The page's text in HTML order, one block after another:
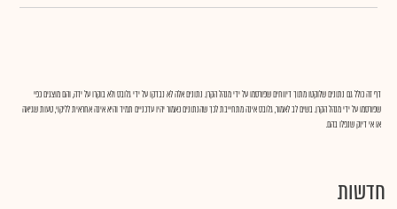
דף זה כולל גם נתונים שלוקטו מתוך דיווחים שפורסמו על ידי מנהל הקרן. נתונים אלה לא נבדקו על ידי גלובס ולא בוקרו על ידה, והם מוצגים כפי
שפורסמו על ידי מנהל הקרן. בשים לב לאמור, גלובס אינה מתחייבת לכך שהנתונים כאמור יהיו עדכניים תמיד והיא אינה אחראית לליקוי, טעות שגיאה
או אי דיוק שנפלו בהם.
חדשות